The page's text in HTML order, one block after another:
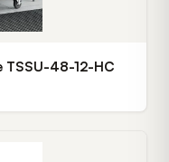
TSSU-48-12-HC